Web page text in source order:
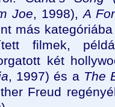
Joe, 1998),A
más
filmek,
két
, 1997) és a The
Freud